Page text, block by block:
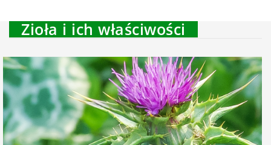
Zioła i ich właściwości